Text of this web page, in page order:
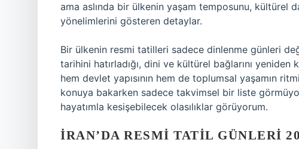
ama aslında bir ülkenin yaşam temposunu, kültürel
yönelimlerini gösteren detaylar.
Bir ülkenin resmi tatilleri sadece dinlenme günleri
tarihini hatırladığı, dini ve kültürel bağlarını
hem devlet yapısının hem de toplumsal yaşamın
konuya bakarken sadece takvimsel bir liste
hayatımla kesişebilecek olasılıklar görüyorum.
İRAN’DA RESMI TATIL GÜNLERI